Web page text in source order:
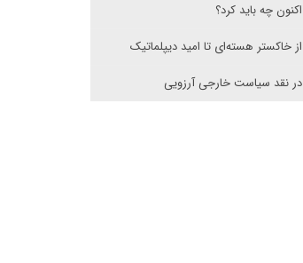
اکنون چه باید کرد؟
از خاکستر هسته‌ای تا امید دیپلماتیک
در نقد سیاست خارجی آرزویی